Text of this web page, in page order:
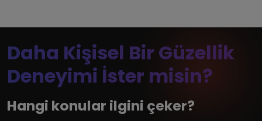
Daha Kişisel Bir Güzellik
Deneyimi İster misin?
Hangi konular ilgini çeker?